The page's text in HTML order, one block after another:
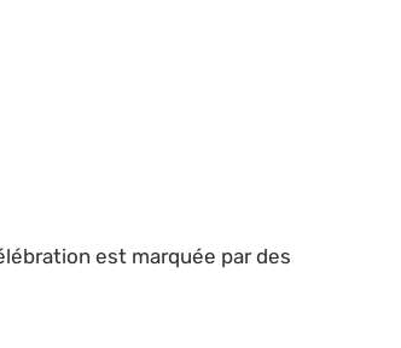
est marquée par des